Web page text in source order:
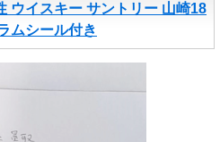
ウイスキー サントリー 山崎18
ムシール付き